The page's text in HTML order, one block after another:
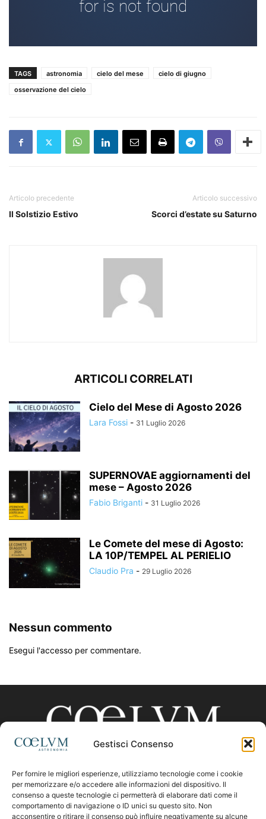
Gestisci Consenso
Per fornire le migliori esperienze, utilizziamo tecnologie come i cookie
per memorizzare e/o accedere alle informazioni del dispositivo. Il
consenso a queste tecnologie ci permetterà di elaborare dati come il
comportamento di navigazione o ID unici su questo sito. Non
acconsentire o ritirare il consenso può influire negativamente su alcune
TAGS astronomia cielo del mese
cielo di giugno
osservazione del cielo
Articolo precedente
Il Solstizio Estivo
Articolo successivo
Scorci d’estate su Saturno
ARTICOLI CORRELATI
Cielo del Mese di Agosto 2026
Lara Fossi - 31 Luglio 2026
SUPERNOVAE aggiornamenti del
mese – Agosto 2026
Fabio Briganti - 31 Luglio 2026
Le Comete del mese di Agosto:
LA 10P/TEMPEL AL PERIELIO
Claudio Pra - 29 Luglio 2026
Nessun commento
Esegui l'accesso per commentare.
CHI SIAMO